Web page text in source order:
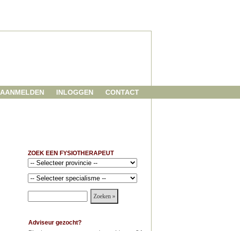
AANMELDEN INLOGGEN CONTACT
ZOEK EEN FYSIOTHERAPEUT